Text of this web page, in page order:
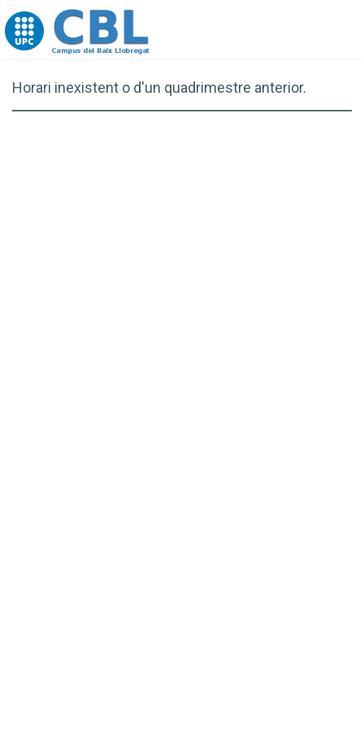
Go to upc.edu
Horari inexistent o d'un quadrimestre anterior.